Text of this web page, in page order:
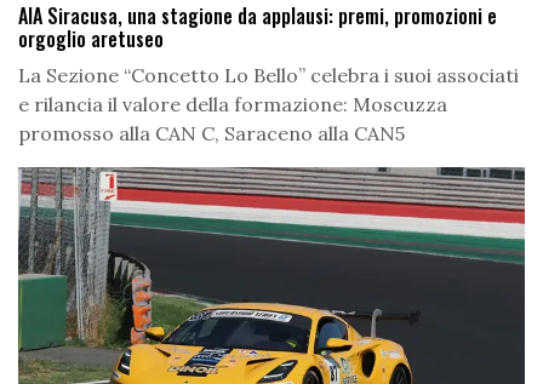
AIA Siracusa, una stagione da applausi: premi, promozioni e
orgoglio aretuseo
La Sezione “Concetto Lo Bello” celebra i suoi associati
e rilancia il valore della formazione: Moscuzza
promosso alla CAN C, Saraceno alla CAN5